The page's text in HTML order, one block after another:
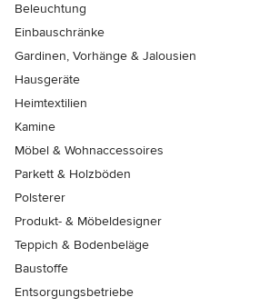
Beleuchtung
Einbauschränke
Gardinen, Vorhänge & Jalousien
Hausgeräte
Heimtextilien
Kamine
Möbel & Wohnaccessoires
Parkett & Holzböden
Polsterer
Produkt- & Möbeldesigner
Teppich & Bodenbeläge
Baustoffe
Entsorgungsbetriebe